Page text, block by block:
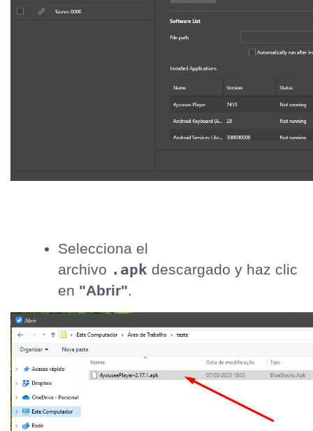
Selecciona el
archivo .apk descargado y haz clic
en "Abrir".